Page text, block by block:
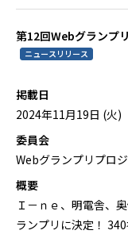
第12回Webグランプ
ニュースリリース
掲載日
2024年11月19日 (火)
委員会
Webグランプリプロ
概要
Ｉ－ｎｅ、明電舎、
ランプリに決定！